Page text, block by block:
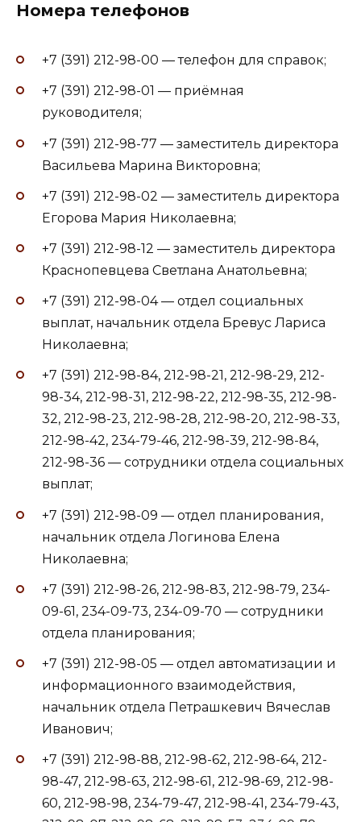
Номера телефонов
+7 (391) 212-98-00 — телефон для справок;
+7 (391) 212-98-01 — приёмная
руководителя;
+7 (391) 212-98-77 — заместитель директора
Васильева Марина Викторовна;
+7 (391) 212-98-02 — заместитель директора
Егорова Мария Николаевна;
+7 (391) 212-98-12 — заместитель директора
Краснопевцева Светлана Анатольевна;
+7 (391) 212-98-04 — отдел социальных
выплат, начальник отдела Бревус Лариса
Николаевна;
+7 (391) 212-98-84, 212-98-21, 212-98-29, 212-
98-34, 212-98-31, 212-98-22, 212-98-35, 212-98-
32, 212-98-23, 212-98-28, 212-98-20, 212-98-33,
212-98-42, 234-79-46, 212-98-39, 212-98-84,
212-98-36 — сотрудники отдела социальных
выплат;
+7 (391) 212-98-09 — отдел планирования,
начальник отдела Логинова Елена
Николаевна;
+7 (391) 212-98-26, 212-98-83, 212-98-79, 234-
09-61, 234-09-73, 234-09-70 — сотрудники
отдела планирования;
+7 (391) 212-98-05 — отдел автоматизации и
информационного взаимодействия,
начальник отдела Петрашкевич Вячеслав
Иванович;
+7 (391) 212-98-88, 212-98-62, 212-98-64, 212-
98-47, 212-98-63, 212-98-61, 212-98-69, 212-98-
60, 212-98-98, 234-79-47, 212-98-41, 234-79-43,